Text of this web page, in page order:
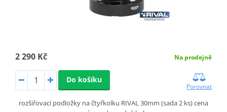
2 290 Kč Na prodejně
Do košíku
Porovnat
rozšiřovací podložky na čtyřkolku RIVAL 30mm (sada 2 ks) cena